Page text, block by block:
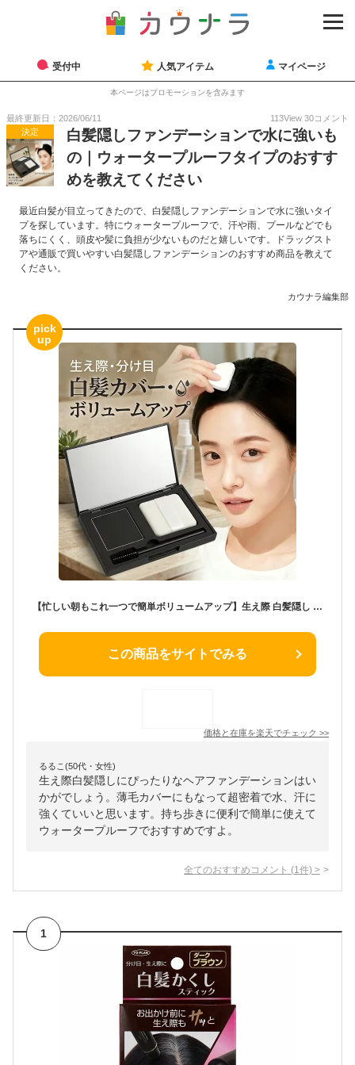
受付中 人気アイテム マイページ
本ページはプロモーションを含みます
最終更新日：2026/06/11 113View 30コメント
決定
白髪隠しファンデーションで水に強いも
の｜ウォータープルーフタイプのおすす
めを教えてください
最近白髪が目立ってきたので、白髪隠しファンデーションで水に強いタイ
プを探しています。特にウォータープルーフで、汗や雨、プールなどでも
落ちにくく、頭皮や髪に負担が少ないものだと嬉しいです。ドラッグスト
アや通販で買いやすい白髪隠しファンデーションのおすすめ商品を教えて
ください。
カウナラ編集部
pick
up
【忙しい朝もこれ一つで簡単ボリュームアップ】生え際 白髪隠し ヘアファンデーション 薄毛カバー パウダー 韓国コスメ 白髪カバー 超密着 水に強い 汗に強い 分け目 頭皮 ヘアシャドウ レディース ポンポン ヘアティント スカルプ 頭頂部 産後 抜け毛 ウォータープルーフ
この商品をサイトでみる
価格と在庫を楽天でチェック >>
るるこ(50代・女性)
生え際白髪隠しにぴったりなヘアファンデーションはい
かがでしょう。薄毛カバーにもなって超密着で水、汗に
強くていいと思います。持ち歩きに便利で簡単に使えて
ウォータープルーフでおすすめですよ。
全てのおすすめコメント (1 件) >
1